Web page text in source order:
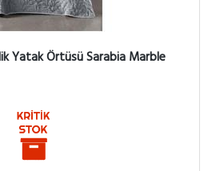
Yatak Örtüsü Sarabia Marble